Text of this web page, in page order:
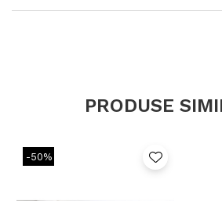
PRODUSE
-50%